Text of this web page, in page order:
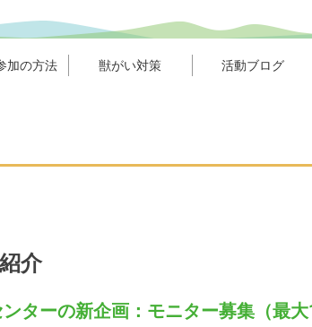
加の方法 獣がい対策 活動ブログ
介
ターの新企画：モニター募集（最大